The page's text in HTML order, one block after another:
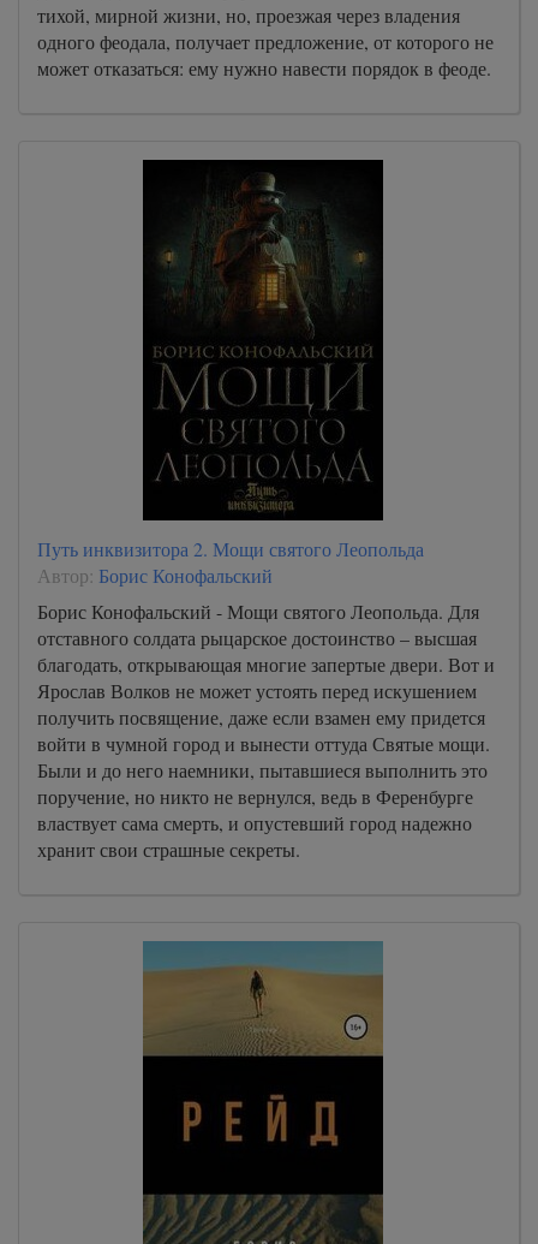
тихой, мирной жизни, но, проезжая через владения
одного феодала, получает предложение, от которого не
может отказаться: ему нужно навести порядок в феоде.
Путь инквизитора 2. Мощи святого Леопольда
Автор: Борис Конофальский
Борис Конофальский - Мощи святого Леопольда. Для
отставного солдата рыцарское достоинство – высшая
благодать, открывающая многие запертые двери. Вот и
Ярослав Волков не может устоять перед искушением
получить посвящение, даже если взамен ему придется
войти в чумной город и вынести оттуда Святые мощи.
Были и до него наемники, пытавшиеся выполнить это
поручение, но никто не вернулся, ведь в Ференбурге
властвует сама смерть, и опустевший город надежно
хранит свои страшные секреты.